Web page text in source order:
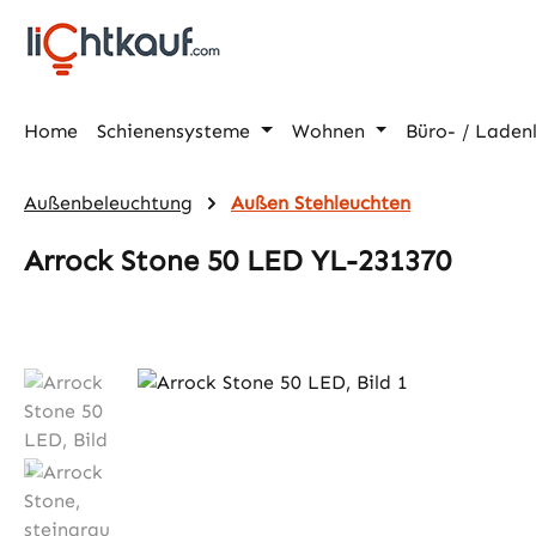
Hauptinhalt springen
Zur Suche springen
Zur Hauptnavigation springen
Home Schienensysteme Wohnen Büro- /
Außenbeleuchtung Außen Stehleuchten
Arrock Stone 50 LED YL-231370
Bildergalerie überspringen